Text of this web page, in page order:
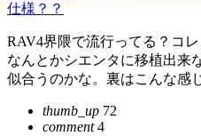
仕様？？
RAV4界隈で流行ってる？コ
なんとかシエンタに移植出来
似合うのかな。裏はこんな感
thumb_up 72
comment4